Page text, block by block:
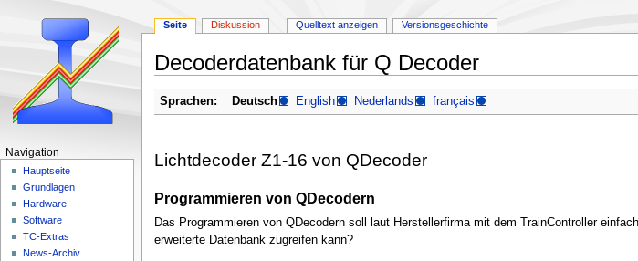
Decoderdatenbank für Q Decoder
Zur
Navigation
Zur
Suche
Sprachen: Deutsch English Nederlands français
Lichtdecoder Z1-16 von QDecoder
Programmieren von QDecodern
Das Programmieren von QDecodern soll laut Herstellerfirma mit dem TrainController
erweiterte Datenbank zugreifen kann?
N
Seite Diskussion Quelltext anzeigen Versionsgeschichte
Navigation
Hauptseite
Grundlagen
Hardware
Software
TC-Extras
News-Archiv